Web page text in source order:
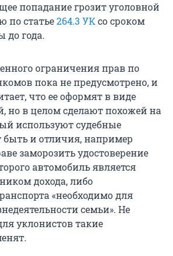
попадание грозит уголовной
по статье264.3 УКсо сроком
до года.
ограничения прав по
пока не предусмотрено, и
что ее оформят в виде
но в целом сделают похожей на
используют судебные
и отличия, например
заморозить удостоверение
автомобиль является
дохода, либо
«необходимо для
семьи». Не
уклонистов такие